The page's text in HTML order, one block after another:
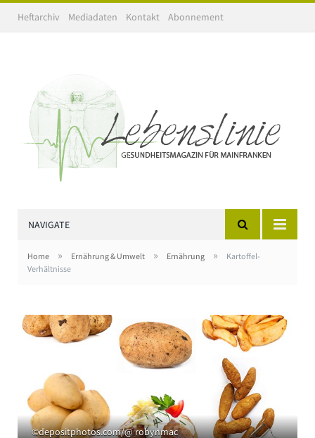
Heftarchiv Mediadaten Kontakt Abonnement
NAVIGATE
Home » Ernährung & Umwelt » Ernährung »
Kartoffel-
Verhältnisse
©depositphotos.com/@ robynmac